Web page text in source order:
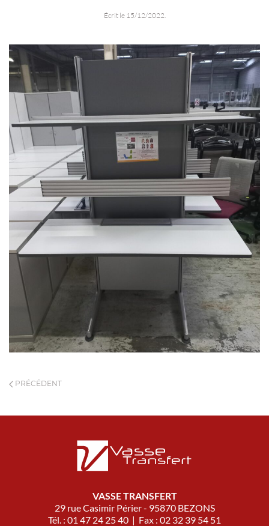
Écrit le 15/12/2022.
PRÉCÉDENT
VASSE TRANSFERT
29 rue Casimir Périer - 95870 BEZONS
Tél. : 01 47 24 25 40 | Fax : 02 32 39 54 51